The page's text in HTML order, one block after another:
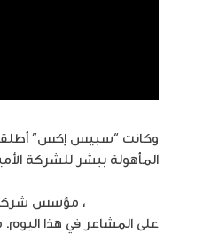
وكانت “سبيس إكس” أطلقت
المأهولة ببشر للشركة
، مؤسس شركة
على المشاعر في هذا اليوم. من الصعب التحدث بصراحة.